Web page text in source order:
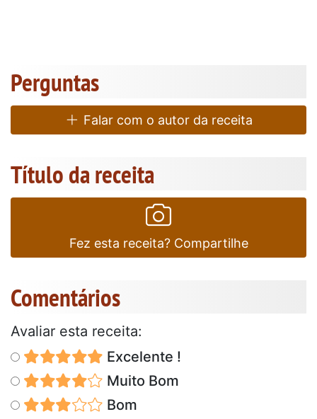
Perguntas
Falar com o autor da receita
Título da receita
Fez esta receita? Compartilhe
Comentários
Avaliar esta receita:
Excelente !
Muito Bom
Bom